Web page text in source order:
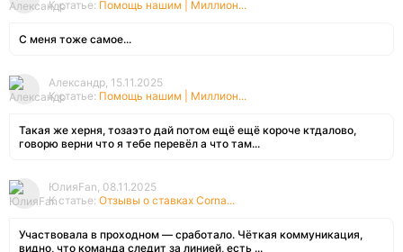
К статье: Помощь нашим | Миллион...
С меня тоже самое...
Александр, 15.11.2025
К статье: Помощь нашим | Миллион...
Такая же херня, тозаэто дай потом ещё ещё короче ктдалово,
говорю верни что я тебе перевёл а что там...
ЮлияFan, 08.11.2025
К статье: Отзывы о ставках Corna...
Участвовала в проходном — сработало. Чёткая коммуникация,
видно, что команда следит за линией, есть ...